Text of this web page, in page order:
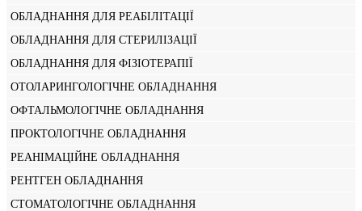
ОБЛАДНАННЯ ДЛЯ РЕАБІЛІТАЦІЇ
ОБЛАДНАННЯ ДЛЯ СТЕРИЛІЗАЦІЇ
ОБЛАДНАННЯ ДЛЯ ФІЗІОТЕРАПІЇ
ОТОЛАРИНГОЛОГІЧНЕ ОБЛАДНАННЯ
ОФТАЛЬМОЛОГІЧНЕ ОБЛАДНАННЯ
ПРОКТОЛОГІЧНЕ ОБЛАДНАННЯ
РЕАНІМАЦІЙНЕ ОБЛАДНАННЯ
РЕНТГЕН ОБЛАДНАННЯ
СТОМАТОЛОГІЧНЕ ОБЛАДНАННЯ